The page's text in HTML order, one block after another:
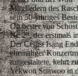
Mitgliedern des
sein 50-jähriges
Orchester von
Nr. 2“, der erstmals
Der Cellist Isang
ehemaliger
mitgestaltete, kehrt
Yekwon Sunwoo in